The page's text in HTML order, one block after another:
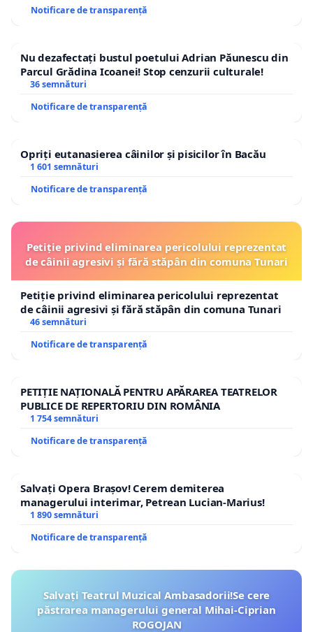
Notificare de transparență
Nu dezafectați bustul poetului Adrian Păunescu din
Parcul Grădina Icoanei! Stop cenzurii culturale!
36 semnături
Notificare de transparență
Opriți eutanasierea câinilor și pisicilor în Bacău
1 601 semnături
Notificare de transparență
Petiție privind eliminarea pericolului reprezentat
de câinii agresivi și fără stăpân din comuna Tunari
Petiție privind eliminarea pericolului reprezentat
de câinii agresivi și fără stăpân din comuna Tunari
46 semnături
Notificare de transparență
PETIȚIE NAȚIONALĂ PENTRU APĂRAREA TEATRELOR
PUBLICE DE REPERTORIU DIN ROMÂNIA
1 754 semnături
Notificare de transparență
Salvați Opera Brașov! Cerem demiterea
managerului interimar, Petrean Lucian-Marius!
1 890 semnături
Notificare de transparență
Salvați Teatrul Muzical Ambasadorii!Se cere
păstrarea managerului general Mihai-Ciprian
ROGOJAN